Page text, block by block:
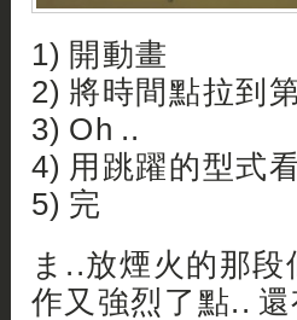
1) 開動畫
2) 將時間點拉到
3) Oh ..
4) 用跳躍的型式
5) 完
ま..放煙火的那
作又強烈了點..